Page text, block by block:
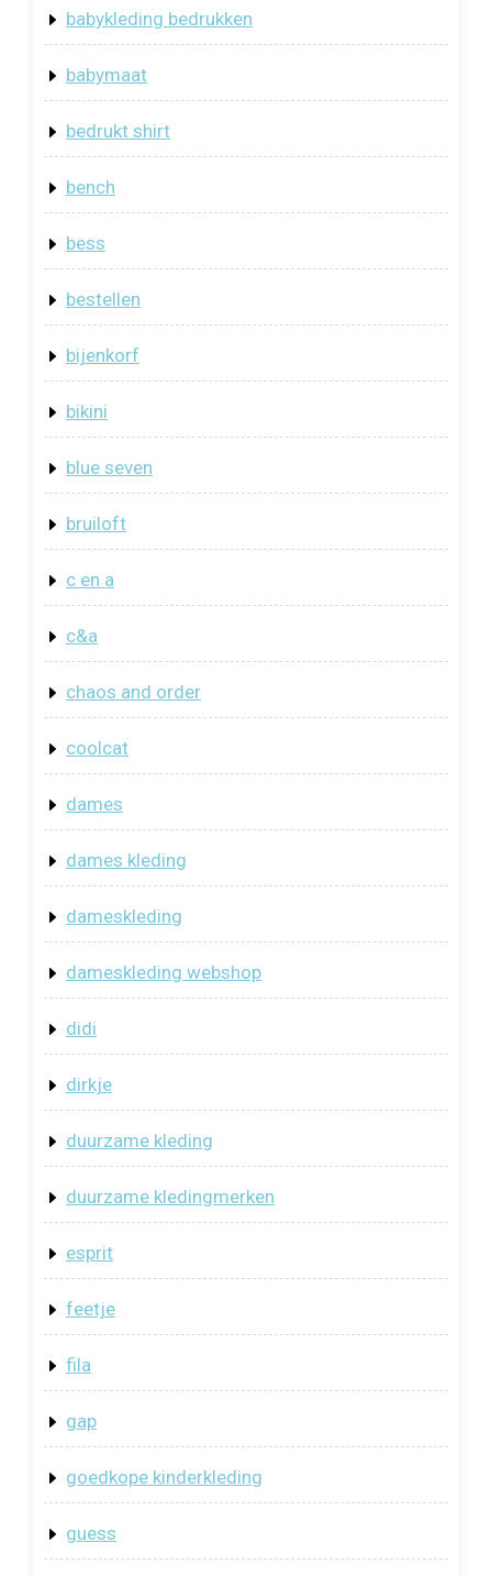
babykleding bedrukken
babymaat
bedrukt shirt
bench
bess
bestellen
bijenkorf
bikini
blue seven
bruiloft
c en a
c&a
chaos and order
coolcat
dames
dames kleding
dameskleding
dameskleding webshop
didi
dirkje
duurzame kleding
duurzame kledingmerken
esprit
feetje
fila
gap
goedkope kinderkleding
guess